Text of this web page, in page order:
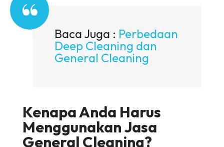
Baca Juga : Perbedaan
Deep Cleaning dan
General Cleaning
Kenapa Anda Harus
Menggunakan Jasa
General Cleaning?